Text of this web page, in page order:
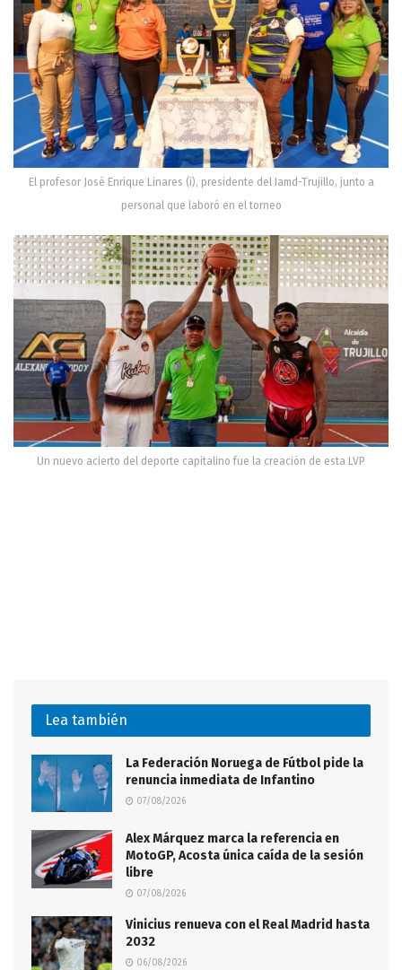
El profesor José Enrique Linares (i), presidente del Iamd-Trujillo, junto a
personal que laboró en el torneo
Un nuevo acierto del deporte capitalino fue la creación de esta LVP
Lea también
La Federación Noruega de Fútbol pide la
renuncia inmediata de Infantino
07/08/2026
Alex Márquez marca la referencia en
MotoGP, Acosta única caída de la sesión
libre
07/08/2026
Vinicius renueva con el Real Madrid hasta
2032
06/08/2026